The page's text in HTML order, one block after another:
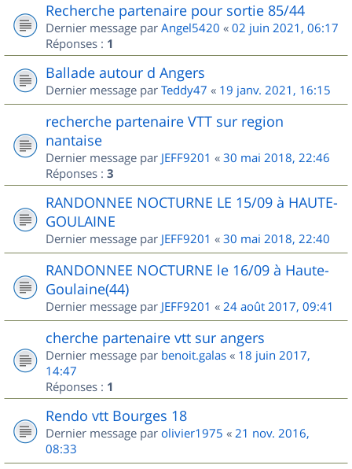
Recherche partenaire pour sortie 85/44
Dernier message par Angel5420 « 02 juin 2021, 06:17
Réponses : 1
Ballade autour d Angers
Dernier message par Teddy47 « 19 janv. 2021, 16:15
recherche partenaire VTT sur region
nantaise
Dernier message par JEFF9201 « 30 mai 2018, 22:46
Réponses : 3
RANDONNEE NOCTURNE LE 15/09 à HAUTE-
GOULAINE
Dernier message par JEFF9201 « 30 mai 2018, 22:40
RANDONNEE NOCTURNE le 16/09 à Haute-
Goulaine(44)
Dernier message par JEFF9201 « 24 août 2017, 09:41
cherche partenaire vtt sur angers
Dernier message par benoit.galas « 18 juin 2017,
14:47
Réponses : 1
Rendo vtt Bourges 18
Dernier message par olivier1975 « 21 nov. 2016,
08:33